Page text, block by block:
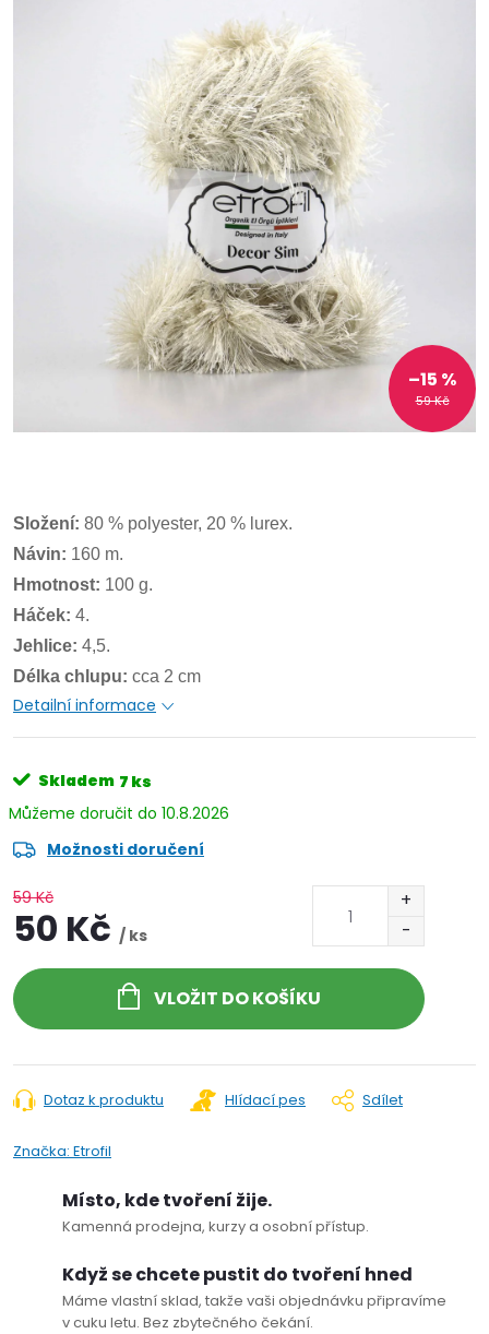
59 Kč
–15 %
Složení: 80 % polyester, 20 % lurex.
Návin: 160 m.
Hmotnost: 100 g.
Háček: 4.
Jehlice: 4,5.
Délka chlupu: cca 2 cm
Detailní informace
Skladem 7 ks
10.8.2026
Možnosti doručení
59 Kč
50 Kč / ks
VLOŽIT DO KOŠÍKU
Dotaz k produktu Hlídací pes Sdílet
Značka: Etrofil
Místo, kde tvoření žije.
Kamenná prodejna, kurzy a osobní přístup.
Když se chcete pustit do tvoření hned
Máme vlastní sklad, takže vaši objednávku připravíme
v cuku letu. Bez zbytečného čekání.